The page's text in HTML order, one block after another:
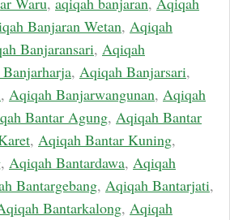
Banjaran Wetan, Aqiqah
Banjaransari, Aqiqah
, Aqiqah Banjarsari,
, Aqiqah Banjarwangunan, Aqiqah
Bantar Agung, Aqiqah Bantar
, Aqiqah Bantar Kuning,
, Aqiqah Bantardawa, Aqiqah
Bantargebang, Aqiqah Bantarjati,
Bantarkalong, Aqiqah